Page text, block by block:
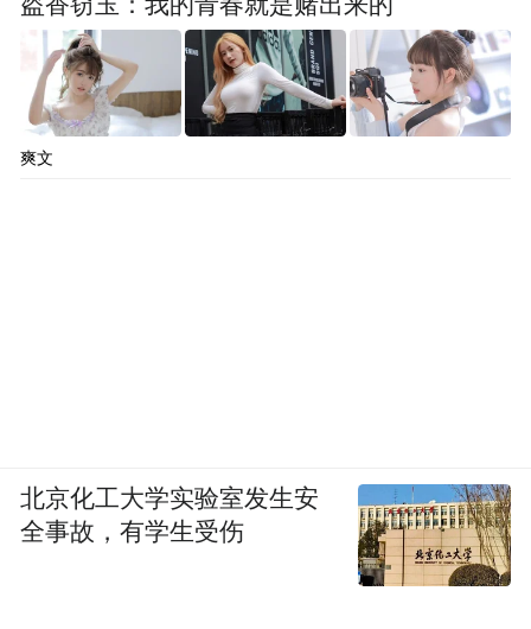
爽文
北京化工大学实验室发生安
全事故，有学生受伤